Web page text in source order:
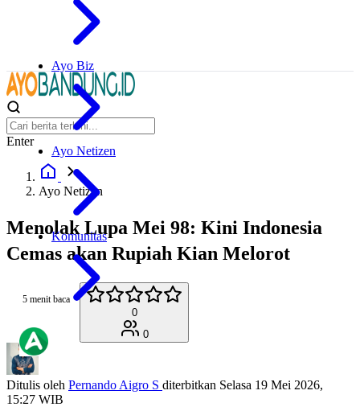
Ayo Biz
Ayo Netizen
Komunitas
Enter
Ayo Netizen
Menolak Lupa Mei 98: Kini Indonesia
Cemas akan Rupiah Kian Melorot
5 menit baca
0
0
Ditulis oleh Pernando Aigro S diterbitkan Selasa 19 Mei 2026,
15:27 WIB